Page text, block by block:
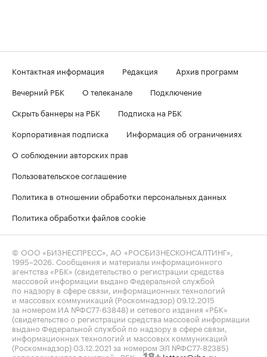
Контактная информация Редакция
Архив программ
Вечерний РБК
О телеканале
Подключение
Скрыть баннеры на РБК
Подписка на РБК
Корпоративная подписка
Информация об ограничениях
О соблюдении авторских прав
Пользовательское соглашение
Политика в отношении обработки персональных данных
Политика обработки файлов cookie
© ООО «БИЗНЕСПРЕСС», АО «РОСБИЗНЕСКОНСАЛТИНГ»,
1995–2026 . Сообщения и материалы информационного
агентства «РБК» (свидетельство о регистрации средства
массовой информации выдано Федеральной службой
по надзору в сфере связи, информационных технологий
и массовых коммуникаций (Роскомнадзор) 09.12.2015
за номером ИА №ФС77-63848) и сетевого издания «РБК»
(свидетельство о регистрации средства массовой информации
выдано Федеральной службой по надзору в сфере связи,
информационных технологий и массовых коммуникаций
(Роскомнадзор) 03.12.2021 за номером ЭЛ №ФС77-82385)